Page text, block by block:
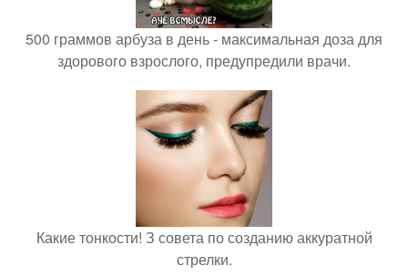
500 граммов арбуза в день - максимальная доза для
здорового взрослого, предупредили врачи.
Какие тонкости! З совета по созданию аккуратной
стрелки.